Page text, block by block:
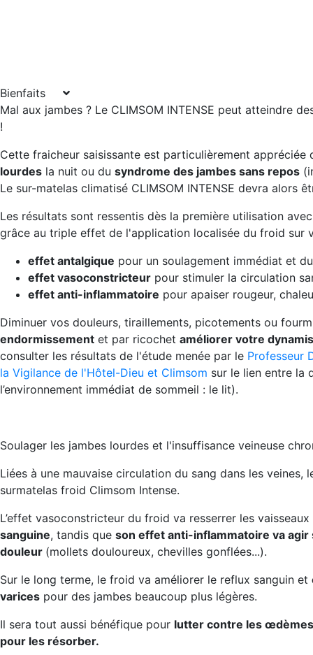
Bienfaits
Mal aux jambes ? Le CLIMSOM INTENSE peut atteindre
!
Cette fraicheur saisissante est particulièrement
lourdes la nuit ou du syndrome des jambes sans repos
Le sur-matelas climatisé CLIMSOM INTENSE devra alors
Les résultats sont ressentis dès la première utilisation
grâce au triple effet de l'application localisée du froid sur
effet antalgique pour un soulagement immédiat et
effet vasoconstricteur pour stimuler la circulation
effet anti-inflammatoire pour apaiser rougeur,
Diminuer vos douleurs, tiraillements, picotements ou
endormissement et par ricochet améliorer votre
consulter les résultats de l'étude menée par le Professeur
la Vigilance de l'Hôtel-Dieu et Climsom sur le lien entre la
l’environnement immédiat de sommeil : le lit).
Soulager les jambes lourdes et l'insuffisance veineuse
Liées à une mauvaise circulation du sang dans les veines,
surmatelas froid Climsom Intense.
L’effet vasoconstricteur du froid va resserrer les
sanguine, tandis que son effet anti-inflammatoire va
douleur (mollets douloureux, chevilles gonflées...).
Sur le long terme, le froid va améliorer le reflux sanguin et
varices pour des jambes beaucoup plus légères.
Il sera tout aussi bénéfique pour lutter contre les
pour les résorber.